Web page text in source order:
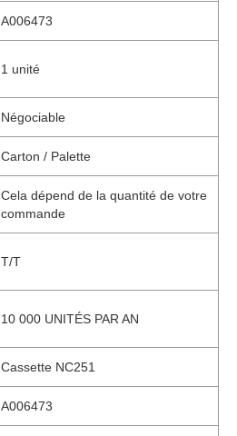
A006473
1 unité
Négociable
Carton / Palette
Cela dépend de la quantité de votre
commande
T/T
10 000 UNITÉS PAR AN
Cassette NC251
A006473